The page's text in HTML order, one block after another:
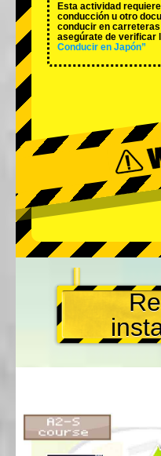
Esta actividad
conducción u otro
conducir en
asegúrate de verificar
Conducir en Japón”